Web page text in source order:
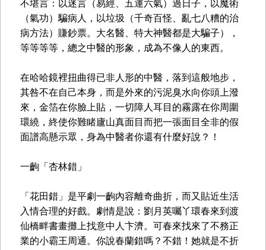
不堪言：以迷言（易經、五運六氣）過日子，以魔術
（氣功）騙病人，以垃圾（千奇百怪、亂七八糟的治
病方法）賺鈔票。大名醫、特大神醫都是大騙子），
等等等等，總之中醫的形象，成為不像人的東西。
在哈哈鏡裡扭曲得已非人形的中醫，落到這般地步，
其咎不在自己本身，而是外來的污泥臭水向你頭上潑
來，金箔在你臉上貼，一切障人耳目的霧露在你周圍
環繞，終使你難睹廬山真面目而把一張面目全非的假
面譜高懸示眾，身為中醫者你還有什麼好說？！
一齣「杏林錯」
「花田錯」是平劇一齣內容離奇曲折，而又貼近生活
入情合理的好戲。劇情是說：劉月英囑丫環春來到渡
仙橋畔書畫攤上找意中人卞濟。可春來找來了不務正
業的小霸王周通。你說春蘭錯嗎？不錯！她就是不折